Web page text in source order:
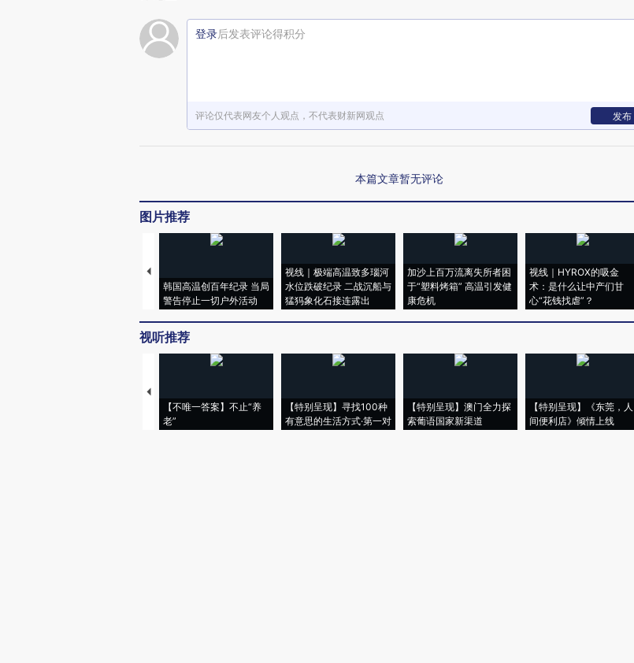
登录后发表评论得积分
评论仅代表网友个人观点，不代表财新网观点 发布
本篇文章暂无评论
图片推荐
韩国高温创百年纪录 当局
警告停止一切户外活动
视线｜极端高温致多瑙河
水位跌破纪录 二战沉船与
猛犸象化石接连露出
加沙上百万流离失所者困
于“塑料烤箱” 高温引发健
康危机
视线｜HYROX的吸金
术：是什么让中产们甘
心“花钱找虐”？
视听推荐
【不唯一答案】不止“养
老”
【特别呈现】寻找100种
有意思的生活方式·第一对
【特别呈现】澳门全力探
索葡语国家新渠道
【特别呈现】《东莞，人
间便利店》倾情上线